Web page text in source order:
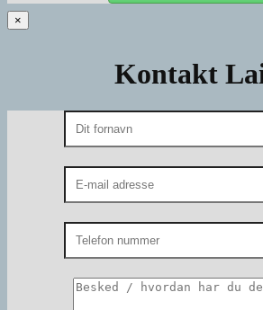
×
Kontakt